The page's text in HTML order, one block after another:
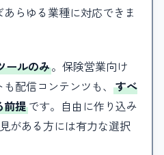
らゆる業種に対応できま
ールのみ。保険営業向け
配信コンテンツも、すべ
前提です。自由に作り込み
がある方には有力な選択